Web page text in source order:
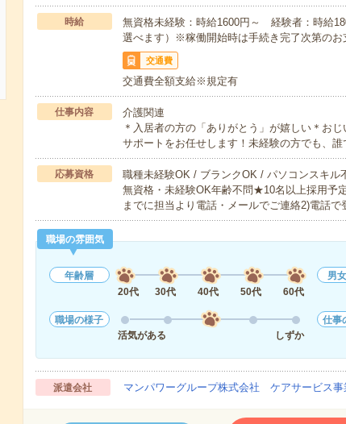
時給
無資格未経験：時給1600円～ 経験者：時給
選べます）※稼働開始時は手続き完了次第のお
交通費
交通費全額支給※規定有
仕事内容
介護関連
＊入居者の方の「ありがとう」が嬉しい＊お
サポートをお任せします！未経験の方でも、
応募資格
職種未経験OK / ブランクOK / パソコンスキル
無資格・未経験OK年齢不問★10名以上採用予
までに担当より電話・メールでご連絡2)電話
職場の雰囲気
年齢層
20代
30代 40代 50代 60代
男
職場の様子
活気がある
しずか
仕事
派遣会社 マンパワーグループ株式会社 ケアサービス